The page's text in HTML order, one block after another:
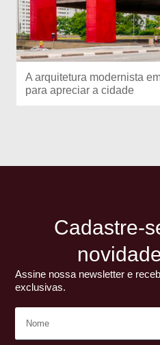
A arquitetura modernista
para apreciar a cidade
Cadastre-
Assine nossa newsletter e
exclusivas.